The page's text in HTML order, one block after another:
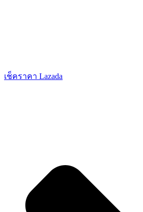
เช็คราคา Lazada